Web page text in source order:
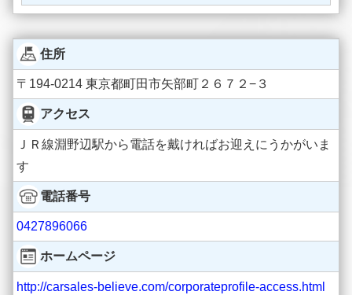
住所
〒194-0214 東京都町田市矢部町２６７２−３
アクセス
ＪＲ線淵野辺駅から電話を戴ければお迎えにうかがいま
す
電話番号
0427896066
ホームページ
http://carsales-believe.com/corporateprofile-access.html